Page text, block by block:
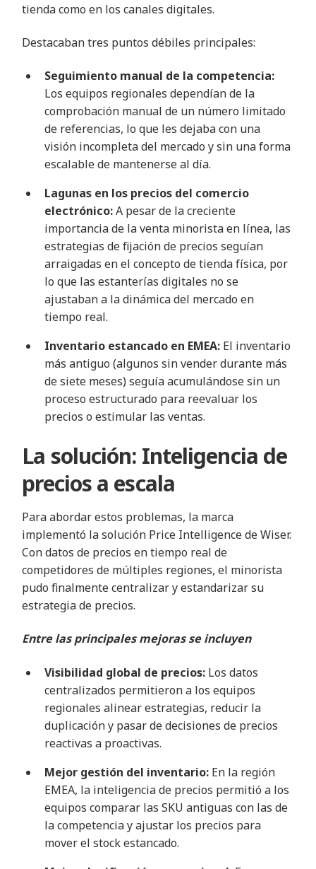
tienda como en los canales digitales.
Destacaban tres puntos débiles principales:
Seguimiento manual de la competencia:
Los equipos regionales dependían de la
comprobación manual de un número limitado
de referencias, lo que les dejaba con una
visión incompleta del mercado y sin una forma
escalable de mantenerse al día.
Lagunas en los precios del comercio
electrónico:A pesar de la creciente
importancia de la venta minorista en línea, las
estrategias de fijación de precios seguían
arraigadas en el concepto de tienda física, por
lo que las estanterías digitales no se
ajustaban a la dinámica del mercado en
tiempo real.
Inventario estancado en EMEA: El inventario
más antiguo (algunos sin vender durante más
de siete meses) seguía acumulándose sin un
proceso estructurado para reevaluar los
precios o estimular las ventas.
La solución: Inteligencia de
precios a escala
Para abordar estos problemas, la marca
implementó la solución Price Intelligence de Wiser.
Con datos de precios en tiempo real de
competidores de múltiples regiones, el minorista
pudo finalmente centralizar y estandarizar su
estrategia de precios.
Entre las principales mejoras se incluyen
Visibilidad global de precios: Los datos
centralizados permitieron a los equipos
regionales alinear estrategias, reducir la
duplicación y pasar de decisiones de precios
reactivas a proactivas.
Mejor gestión del inventario: En la región
EMEA, la inteligencia de precios permitió a los
equipos comparar las SKU antiguas con las de
la competencia y ajustar los precios para
mover el stock estancado.